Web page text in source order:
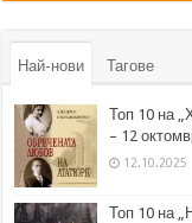
Най-нови Тагове
Топ 10 на
– 12
12.10.2025
Топ 10 на